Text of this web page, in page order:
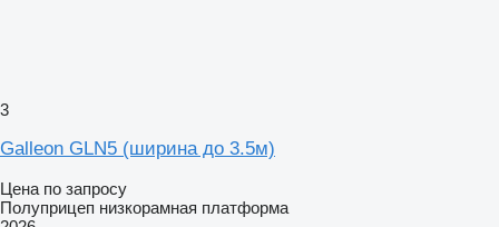
3
Galleon GLN5 (ширина до 3.5м)
Цена по запросу
Полуприцеп низкорамная платформа